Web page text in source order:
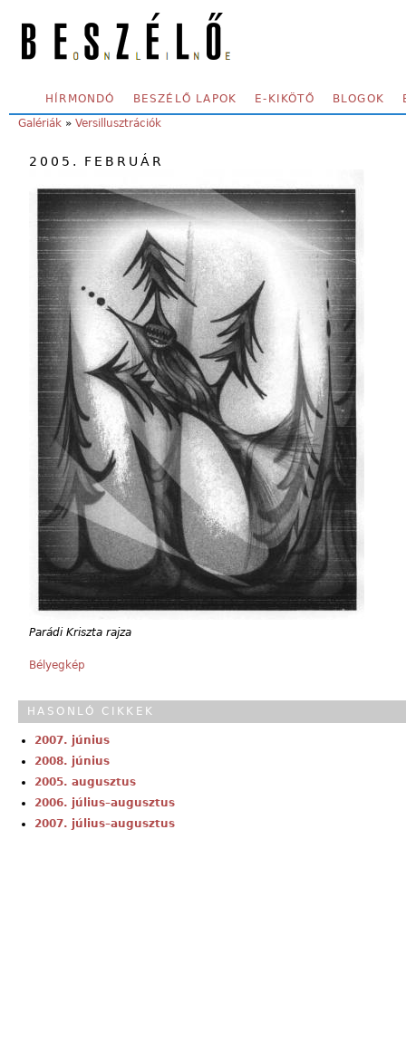
SECONDARY MENU
HÍRMONDÓ BESZÉLŐ LAPOK E-KIKÖTŐ BLOGOK
YOU ARE HERE:
Galériák » Versillusztrációk
2005. FEBRUÁR
Parádi Kriszta rajza
Bélyegkép
HASONLÓ CIKKEK
2007. június
2008. június
2005. augusztus
2006. július–augusztus
2007. július–augusztus